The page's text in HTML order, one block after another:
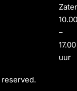
–
17.00
uur